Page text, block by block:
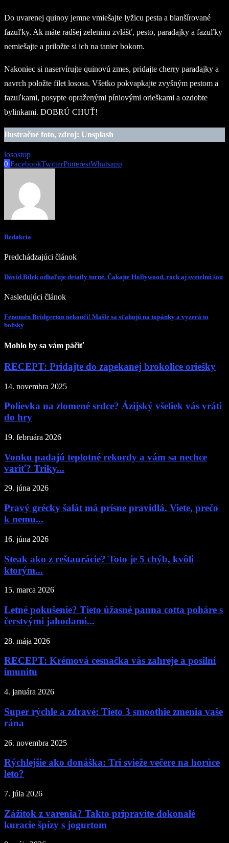
Do uvarenej quinoy jemne vmiešajte lyžicu pesta a blanšírované
fazuľky. Ak máte radšej zeleninu zvlášť, pesto, paradajky a fazuľky
nemiešajte a priložte si ich na tanier bokom.
Nakoniec si naservírujte quinovú zmes, pridajte cherry paradajky a
navrch položte filet lososa. Všetko pokvapkajte zvyšným pestom a
fazuľkami, posypte opraženými píniovými orieškami a ozdobte
bylinkami. DOBRÚ CHUŤ!
Ilustračné foto, zdroj: Unsplash
losostop
0 FacebookTwitterPinterestWhatsapp
Redakcia
Predchádzajúci článok
Dávid Bílek odhaľuje detaily turné. Čakajte Hollywood, rock aj svetelnú šou
Nasledujúci článok
Fenomén Bridgerton nekončí! Mašle sa sťahujú na topánky a vyzerá to
božsky
Mohlo by sa vám páčiť
RECEPT: Pridajte do zapekanej brokolice oriešky
14. novembra 2025
Polievka na zlomené srdce? Ázijský všeliek vás vráti
do hry
19. februára 2026
Vonku padajú teplotné rekordy a vám sa nechce
variť? Triky...
29. júna 2026
Pravý grécky šalát má prísne pravidlá. Viete, prečo
k nemu...
16. júna 2026
Steak ako z reštaurácie? Toto je 5 chýb, kvôli
ktorým...
15. marca 2026
Letné pokušenie? Tieto úžasné panna cotta poháre s
čerstvými jahodami...
28. mája 2026
RECEPT: Krémová cesnačka vás zahreje a posilní
imunitu
4. januára 2026
Super rýchle a zdravé: Tieto 3 smoothie zmenia vaše
rána
26. novembra 2025
Rýchlejšie ako donáška: Tri svieže večere na horúce
leto?
7. júla 2026
Zážitok z varenia? Takto pripravíte dokonalé
kuracie špízy s jogurtom